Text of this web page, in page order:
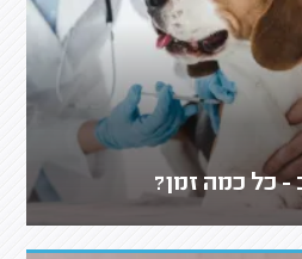
- כל כמה זמן?